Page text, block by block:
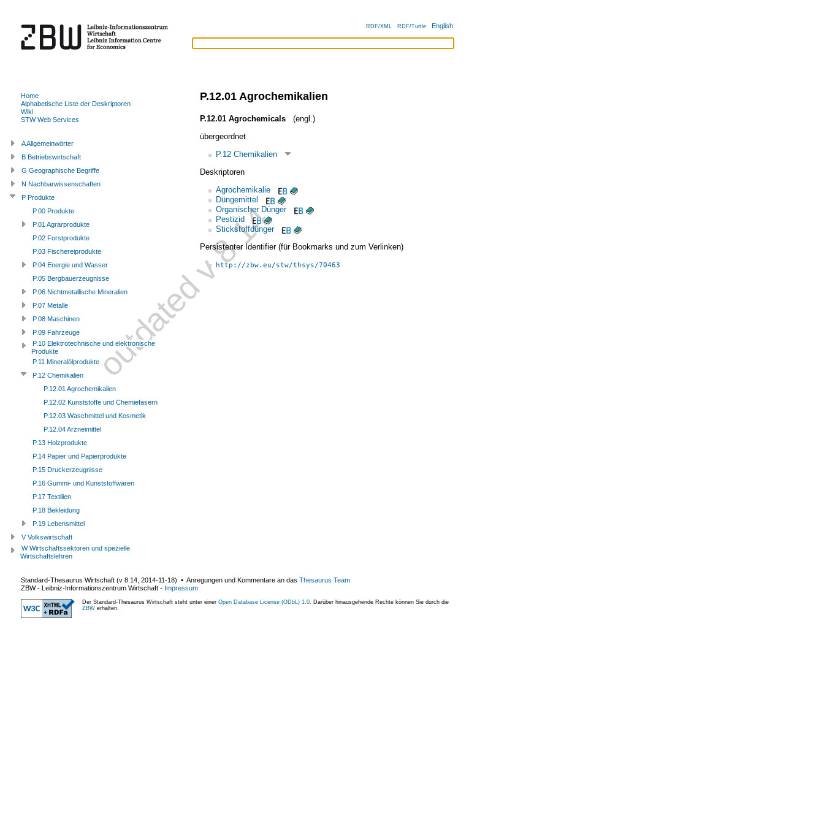
RDF/XML RDF/Turtle English
P.12.01 Agrochemikalien
P.12.01 Agrochemicals
(engl.)
übergeordnet
P.12 Chemikalien
Deskriptoren
Agrochemikalie
Düngemittel
Organischer Dünger
Pestizid
Stickstoffdünger
Persistenter Identifier (für Bookmarks und zum Verlinken)
http://zbw.eu/stw/thsys/70463
Home
Alphabetische Liste der Deskriptoren
Wiki
STW Web Services
A Allgemeinwörter
B Betriebswirtschaft
G Geographische Begriffe
N Nachbarwissenschaften
P Produkte
P.00 Produkte
P.01 Agrarprodukte
P.02 Forstprodukte
P.03 Fischereiprodukte
P.04 Energie und Wasser
P.05 Bergbauerzeugnisse
P.06 Nichtmetallische Mineralien
P.07 Metalle
P.08 Maschinen
P.09 Fahrzeuge
P.10 Elektrotechnische und elektronische
Produkte
P.11 Mineralölprodukte
P.12 Chemikalien
P.12.01 Agrochemikalien
P.12.02 Kunststoffe und Chemiefasern
P.12.03 Waschmittel und Kosmetik
P.12.04 Arzneimittel
P.13 Holzprodukte
P.14 Papier und Papierprodukte
P.15 Druckerzeugnisse
P.16 Gummi- und Kunststoffwaren
P.17 Textilien
P.18 Bekleidung
P.19 Lebensmittel
V Volkswirtschaft
W Wirtschaftssektoren und spezielle
Wirtschaftslehren
Standard-Thesaurus Wirtschaft (v 8.14 2014-11-18) ▪ Anregungen und Kommentare an das Thesaurus Team
ZBW - Leibniz-Informationszentrum Wirtschaft - Impressum
Der Standard-Thesaurus Wirtschaft steht unter einer Open Database License (ODbL) 1.0 . Darüber hinausgehende Rechte können Sie durch die
ZBW erhalten.